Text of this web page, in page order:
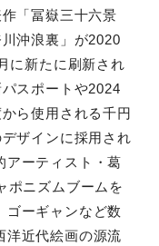
作「冨嶽三十六景
沖浪裏」が2020
に新たに刷新され
パスポートや2024
ら使用される千円
ザインに採用され
アーティスト・葛
ポニズムブームを
ゴーギャンなど数
洋近代絵画の源流